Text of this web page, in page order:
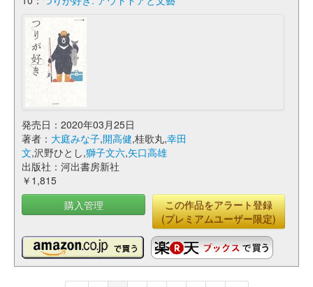
発売日：2020年03月25日
著者： 大庭みな子,開高健,桂歌丸,幸田
文,沢野ひとし,獅子文六,矢口高雄
出版社：河出書房新社
￥1,815
購入管理
この作品をアラート登録
(プレミアムユーザー限定)